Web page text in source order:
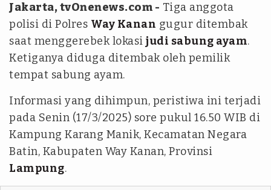
Jakarta, tvOnenews.com - Tiga anggota
polisi di Polres Way Kanan gugur ditembak
saat menggerebek lokasi judi sabung ayam.
Ketiganya diduga ditembak oleh pemilik
tempat sabung ayam.
Informasi yang dihimpun, peristiwa ini terjadi
pada Senin (17/3/2025) sore pukul 16.50 WIB di
Kampung Karang Manik, Kecamatan Negara
Batin, Kabupaten Way Kanan, Provinsi
Lampung.